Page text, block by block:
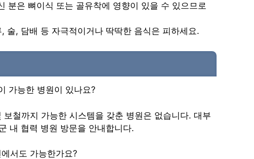
분은 뼈이식 또는 골유착에 영향이 있을 수 있으므로
술, 담배 등 자극적이거나 딱딱한 음식은 피하세요.
가능한 병원이 있나요?
철까지 가능한 시스템을 갖춘 병원은 없습니다. 대부
내 협력 병원 방문을 안내합니다.
서도 가능한가요?